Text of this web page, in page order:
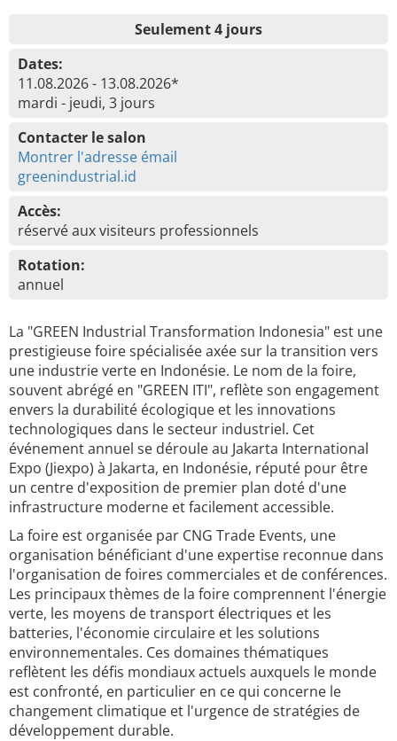
Seulement 4 jours
Dates:
11.08.2026 - 13.08.2026*
mardi - jeudi, 3 jours
Contacter le salon
Montrer l'adresse émail
greenindustrial.id
Accès:
réservé aux visiteurs professionnels
Rotation:
annuel
La "GREEN Industrial Transformation Indonesia" est une
prestigieuse foire spécialisée axée sur la transition vers
une industrie verte en Indonésie. Le nom de la foire,
souvent abrégé en "GREEN ITI", reflète son engagement
envers la durabilité écologique et les innovations
technologiques dans le secteur industriel. Cet
événement annuel se déroule au Jakarta International
Expo (Jiexpo) à Jakarta, en Indonésie, réputé pour être
un centre d'exposition de premier plan doté d'une
infrastructure moderne et facilement accessible.
La foire est organisée par CNG Trade Events, une
organisation bénéficiant d'une expertise reconnue dans
l'organisation de foires commerciales et de conférences.
Les principaux thèmes de la foire comprennent l'énergie
verte, les moyens de transport électriques et les
batteries, l'économie circulaire et les solutions
environnementales. Ces domaines thématiques
reflètent les défis mondiaux actuels auxquels le monde
est confronté, en particulier en ce qui concerne le
changement climatique et l'urgence de stratégies de
développement durable.